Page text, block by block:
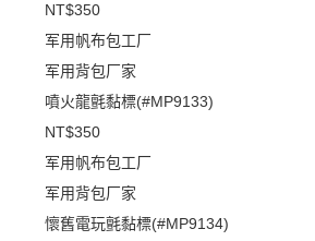
NT$350
军用帆布包工厂
军用背包厂家
噴火龍氈黏標(#MP9133)
NT$350
军用帆布包工厂
军用背包厂家
懷舊電玩氈黏標(#MP9134)